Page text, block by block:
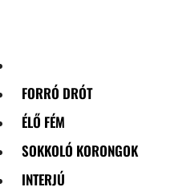
FORRÓ DRÓT
ÉLŐ FÉM
SOKKOLÓ KORONGOK
INTERJÚ